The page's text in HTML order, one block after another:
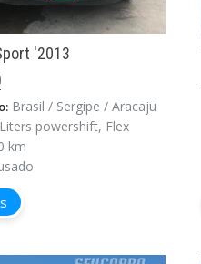
'2013
Brasil / Sergipe / Aracaju
powershift, Flex
km